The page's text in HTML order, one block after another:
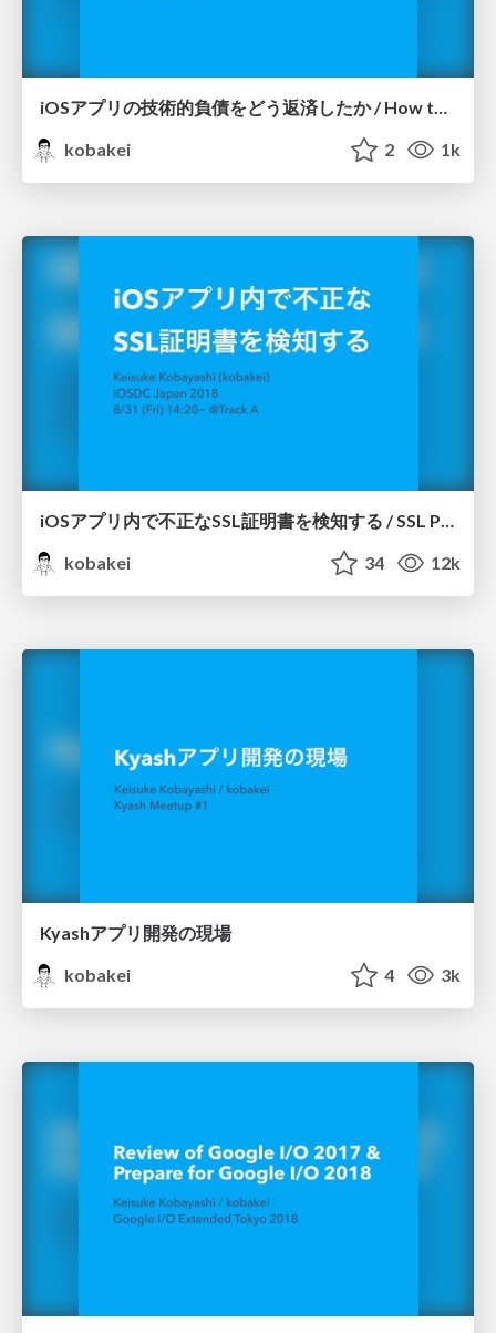
iOSアプリの技術的負債をどう返済したか / How to repay the technical debt of iOS app
kobakei
2 1k
iOSアプリ内で不正なSSL証明書を検知する / SSL Pinning for iOS apps
kobakei
34 12k
Kyashアプリ開発の現場
kobakei
4 3k